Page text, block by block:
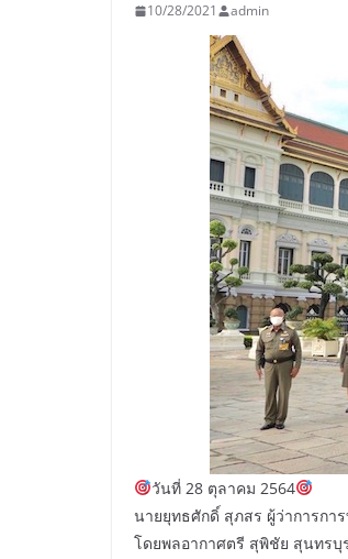
10/28/2021 admin
วันที่ 28 ตุลาคม 2564
นายยุทธศักดิ์ สุภสร ผู้ว่าการกา
โดยพลอากาศตรี สุพิชัย สุนทรบุ